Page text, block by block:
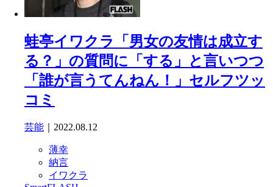
蛙亭イワクラ「男女の友情は成立す
る？」の質問に「する」と言いつつ
「誰が言うてんねん！」セルフツッ
コミ
芸能 ｜2022.08.12
薄幸
納言
イワクラ